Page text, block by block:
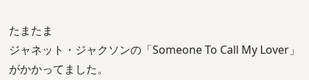
たまたま
ジャネット・ジャクソンの「Someone To Call My Lover」
がかかってました。